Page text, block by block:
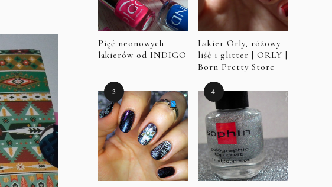
Pięć neonowych
lakierów od INDIGO
Lakier Orly, różowy
liść i glitter | ORLY |
Born Pretty Store